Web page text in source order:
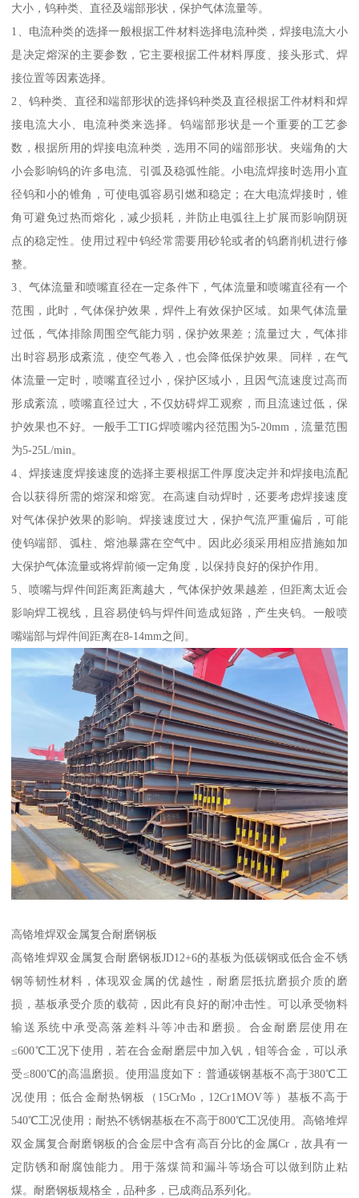
大小，钨种类、直径及端部形状，保护气体流量等。
1、电流种类的选择一般根据工件材料选择电流种类，焊接电流大小
是决定熔深的主要参数，它主要根据工件材料厚度、接头形式、焊
接位置等因素选择。
2、钨种类、直径和端部形状的选择钨种类及直径根据工件材料和焊
接电流大小、电流种类来选择。钨端部形状是一个重要的工艺参
数，根据所用的焊接电流种类，选用不同的端部形状。夹端角的大
小会影响钨的许多电流、引弧及稳弧性能。小电流焊接时选用小直
径钨和小的锥角，可使电弧容易引燃和稳定；在大电流焊接时，锥
角可避免过热而熔化，减少损耗，并防止电弧往上扩展而影响阴斑
点的稳定性。使用过程中钨经常需要用砂轮或者的钨磨削机进行修
整。
3、气体流量和喷嘴直径在一定条件下，气体流量和喷嘴直径有一个
范围，此时，气体保护效果，焊件上有效保护区域。如果气体流量
过低，气体排除周围空气能力弱，保护效果差；流量过大，气体排
出时容易形成紊流，使空气卷入，也会降低保护效果。同样，在气
体流量一定时，喷嘴直径过小，保护区域小，且因气流速度过高而
形成紊流，喷嘴直径过大，不仅妨碍焊工观察，而且流速过低，保
护效果也不好。一般手工TIG焊喷嘴内径范围为5-20mm，流量范围
为5-25L/min。
4、焊接速度焊接速度的选择主要根据工件厚度决定并和焊接电流配
合以获得所需的熔深和熔宽。在高速自动焊时，还要考虑焊接速度
对气体保护效果的影响。焊接速度过大，保护气流严重偏后，可能
使钨端部、弧柱、熔池暴露在空气中。因此必须采用相应措施如加
大保护气体流量或将焊前倾一定角度，以保持良好的保护作用。
5、喷嘴与焊件间距离距离越大，气体保护效果越差，但距离太近会
影响焊工视线，且容易使钨与焊件间造成短路，产生夹钨。一般喷
嘴端部与焊件间距离在8-14mm之间。
高铬堆焊双金属复合耐磨钢板
高铬堆焊双金属复合耐磨钢板JD12+6的基板为低碳钢或低合金不锈
钢等韧性材料，体现双金属的优越性，耐磨层抵抗磨损介质的磨
损，基板承受介质的载荷，因此有良好的耐冲击性。可以承受物料
输送系统中承受高落差料斗等冲击和磨损。合金耐磨层使用在
≤600℃工况下使用，若在合金耐磨层中加入钒，钼等合金，可以承
受≤800℃的高温磨损。使用温度如下：普通碳钢基板不高于380℃工
况使用；低合金耐热钢板（15CrMo，12Cr1MOV等）基板不高于
540℃工况使用；耐热不锈钢基板在不高于800℃工况使用。高铬堆焊
双金属复合耐磨钢板的合金层中含有高百分比的金属Cr，故具有一
定防锈和耐腐蚀能力。用于落煤筒和漏斗等场合可以做到防止粘
煤。耐磨钢板规格全，品种多，已成商品系列化。